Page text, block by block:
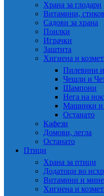
Храна за глодари
Витамини,
Садови за храна
Поилки
Играчки
Заштита
Хигиена и
Пилевини и
Чешли и
Шампони
Нега на
Машинки и
Останато
Кафези
Домови, легла
Останато
Птици
Храна за птици
Додатоци во
Витамини и
Хигиена и